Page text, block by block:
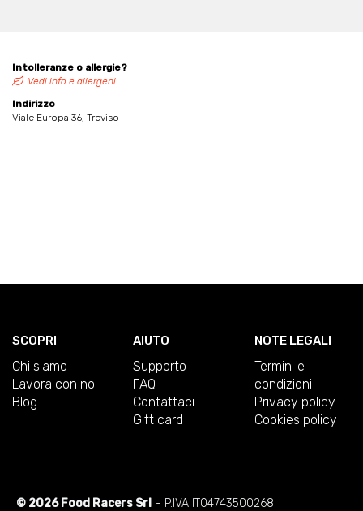
Intolleranze o allergie?
Vedi info e allergeni
Indirizzo
Viale Europa 36, Treviso
SCOPRI
Chi siamo
Lavora con noi
Blog
AIUTO
Supporto
FAQ
Contattaci
Gift card
NOTE LEGALI
Termini e
condizioni
Privacy policy
Cookies policy
© 2026 Food Racers Srl - P.IVA IT04743500268